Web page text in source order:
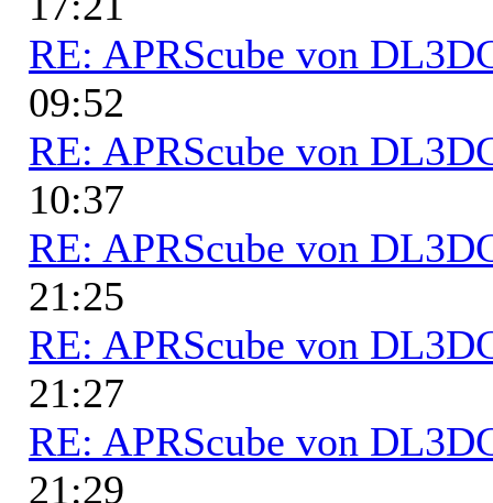
RE: APRScube von
09:52
RE: APRScube von
10:37
RE: APRScube von
21:25
RE: APRScube von
21:27
RE: APRScube von
21:29